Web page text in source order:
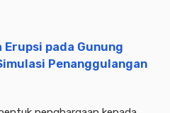
pada Gunung
Penanggulangan